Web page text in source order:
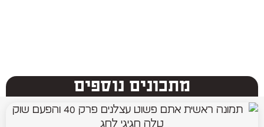
מתכונים נוספים